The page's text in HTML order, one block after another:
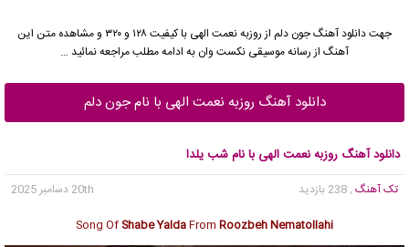
جهت دانلود آهنگ جون دلم از روزبه نعمت الهی
با کیفیت ۱۲۸ و ۳۲۰ و مشاهده متن این
آهنگ از رسانه موسیقی نکست وان به ادامه مطلب مراجعه نمائید …
دانلود آهنگ روزبه نعمت الهی با نام جون دلم
دانلود آهنگ روزبه نعمت الهی با نام ﺷﺐ ﻳﻠﺪا
تک آهنگ , 238 بازدید
20th دسامبر 2025
Song Of Shabe YaldaFrom Roozbeh Nematollahi